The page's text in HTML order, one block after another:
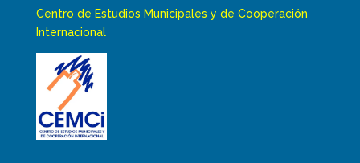
Centro de Estudios Municipales y de Cooperación
Internacional